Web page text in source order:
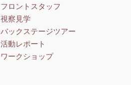
フロントスタッフ
視察見学
バックステージツアー
活動レポート
ワークショップ